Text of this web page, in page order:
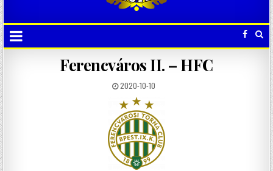
Ferencváros II. – HFC
2020-10-10